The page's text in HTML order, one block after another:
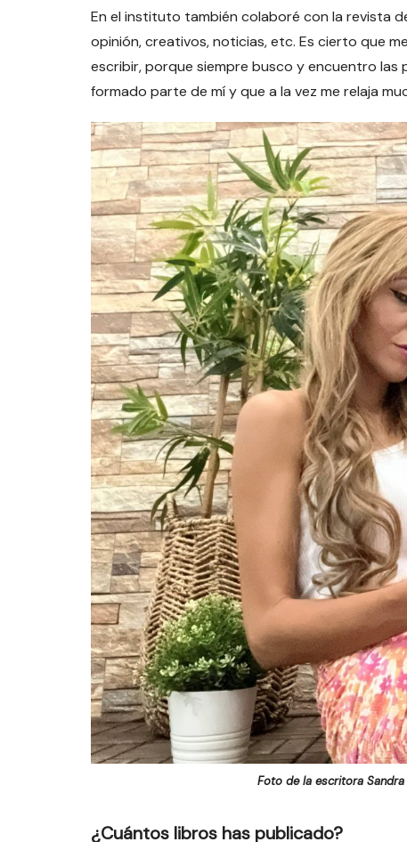
En el instituto también colaboré con la revista
opinión, creativos, noticias, etc. Es cierto que
escribir, porque siempre busco y encuentro
formado parte de mí y que a la vez me relaja
Foto de la escritora Sandra
¿Cuántos libros has publicado?